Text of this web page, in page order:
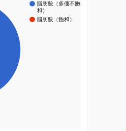
脂肪酸（多価不飽
和）
脂肪酸（飽和）